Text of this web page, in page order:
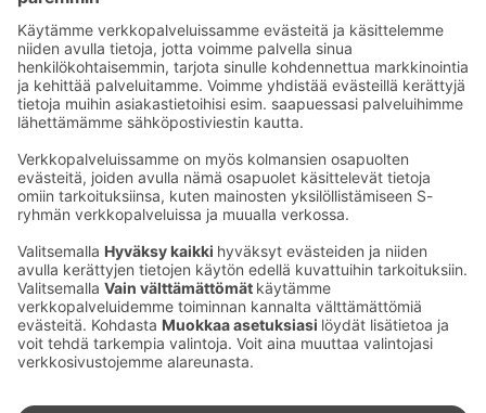
Sähköpostiosoitteet S-ryhmässä ovat muotoa
etunimi.sukunimi@sok.fi
Seuraa meitä: